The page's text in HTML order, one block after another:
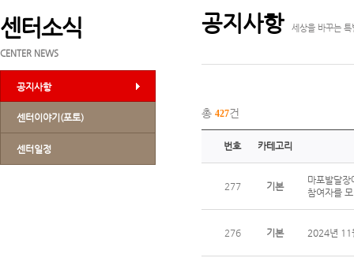
센터소식
CENTER NEWS
공지사항
센터이야기(포토)
센터일정
공지사항 세상을 바꾸는
총 427건
번호 카테고리
277 기본
마포발달
참여자를
276 기본 2024년 11